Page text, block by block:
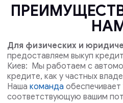
Для физических и
предоставляем выкуп
Киев: Мы работаем с
кредите, как у частных
Нашакоманда
соответствующую вашим